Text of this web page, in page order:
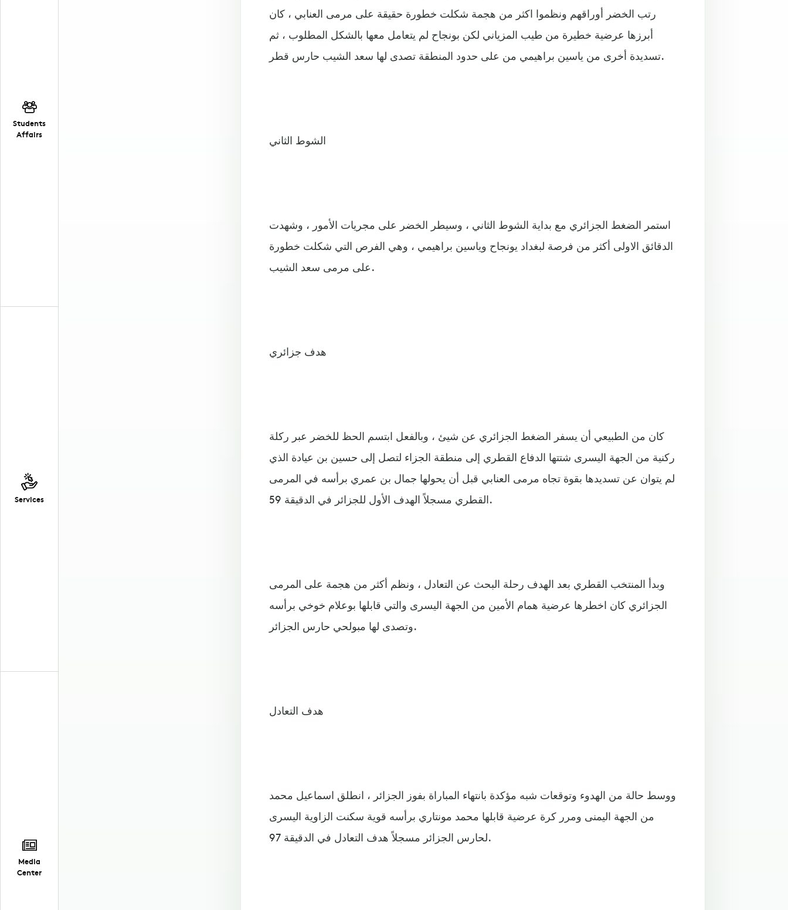
Students
Affairs
Services
Media
Center
رتب الخضر أوراقهم ونظموا اكثر من هجمة شكلت خطورة حقيقة على مرمى العنابي ، كان
أبرزها عرضية خطيرة من طيب المزياني لكن بونجاح لم يتعامل معها بالشكل المطلوب ، ثم
تسديدة أخرى من ياسين براهيمي من على حدود المنطقة تصدى لها سعد الشيب حارس قطر.
الشوط الثاني
استمر الضغط الجزائري مع بداية الشوط الثاني ، وسيطر الخضر على مجريات الأمور ، وشهدت
الدقائق الاولى أكثر من فرصة لبغداد يونجاح وياسين براهيمي ، وهي الفرص التي شكلت خطورة
على مرمى سعد الشيب.
هدف جزائري
كان من الطبيعي أن يسفر الضغط الجزائري عن شيئ ، وبالفعل ابتسم الحظ للخضر عبر ركلة
ركنية من الجهة اليسرى شتتها الدفاع القطري إلى منطقة الجزاء لتصل إلى حسين بن عيادة الذي
لم يتوان عن تسديدها بقوة تجاه مرمى العنابي قبل أن يحولها جمال بن عمري برأسه في المرمى
القطري مسجلاً الهدف الأول للجزائر في الدقيقة 59.
وبدأ المنتخب القطري بعد الهدف رحلة البحث عن التعادل ، ونظم أكثر من هجمة على المرمى
الجزائري كان اخطرها عرضية همام الأمين من الجهة اليسرى والتي قابلها بوعلام خوخي برأسه
وتصدى لها مبولحي حارس الجزائر.
هدف التعادل
ووسط حالة من الهدوء وتوقعات شبه مؤكدة بانتهاء المباراة بفوز الجزائر ، انطلق اسماعيل محمد
من الجهة اليمنى ومرر كرة عرضية قابلها محمد مونتاري برأسه قوية سكنت الزاوية اليسرى
لحارس الجزائر مسجلاً هدف التعادل في الدقيقة 97.